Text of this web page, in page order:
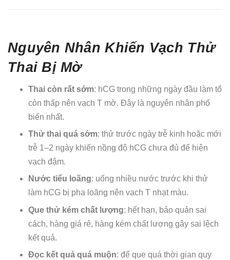
Nguyên Nhân Khiến Vạch Thử
Thai Bị Mờ
Thai còn rất sớm: hCG trong những ngày đầu làm tổ
còn thấp nên vạch T mờ. Đây là nguyên nhân phổ
biến nhất.
Thử thai quá sớm: thử trước ngày trễ kinh hoặc mới
trễ 1–2 ngày khiến nồng độ hCG chưa đủ để hiện
vạch đậm.
Nước tiểu loãng: uống nhiều nước trước khi thử
làm hCG bị pha loãng nên vạch T nhạt màu.
Que thử kém chất lượng: hết hạn, bảo quản sai
cách, hàng giá rẻ, hàng kém chất lượng gây sai lệch
kết quả.
Đọc kết quả quá muộn: để que quá thời gian quy